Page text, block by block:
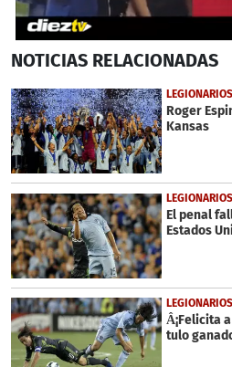
seconds
51
seconds
NOTICIAS RELACIONADAS
LEGIONARIOS
Roger
Kansas
LEGIONARIOS
El penal
Estados
LEGIONARIOS
Â¡Felicita
tulo